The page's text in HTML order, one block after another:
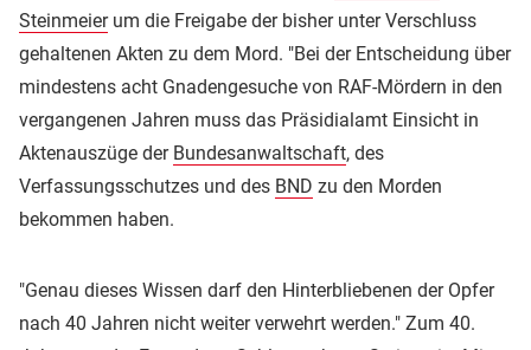
Steinmeierum die Freigabe der bisher unter Verschluss
gehaltenen Akten zu dem Mord. "Bei der Entscheidung über
mindestens acht Gnadengesuche von RAF-Mördern in den
vergangenen Jahren muss das Präsidialamt Einsicht in
Aktenauszüge der Bundesanwaltschaft, des
Verfassungsschutzes und des BND zu den Morden
bekommen haben.
"Genau dieses Wissen darf den Hinterbliebenen der Opfer
nach 40 Jahren nicht weiter verwehrt werden." Zum 40.